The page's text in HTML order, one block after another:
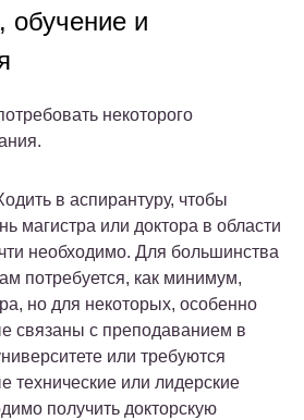
обучение и
некоторого
в аспирантуру, чтобы
магистра или доктора в области
необходимо. Для большинства
потребуется, как минимум,
но для некоторых, особенно
связаны с преподаванием в
или требуются
технические или лидерские
получить докторскую